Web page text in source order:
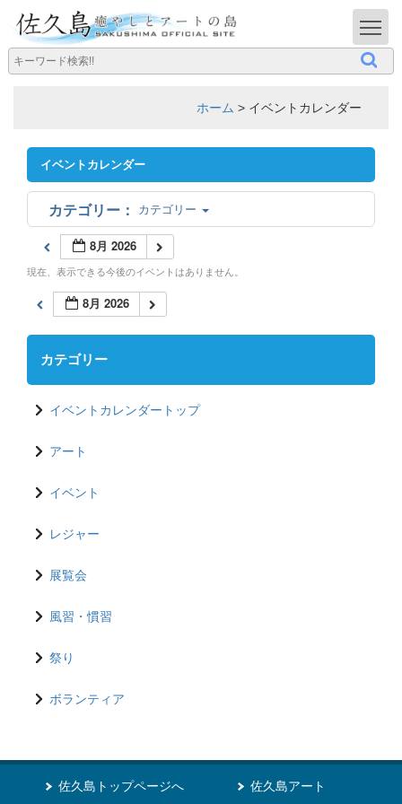
ホーム > イベントカレンダー
イベントカレンダー
カテゴリー
8月 2026
現在、表示できる今後のイベントはありません。
8月 2026
カテゴリー
イベントカレンダートップ
アート
イベント
レジャー
展覧会
風習・慣習
祭り
ボランティア
佐久島トップページへ 佐久島アート